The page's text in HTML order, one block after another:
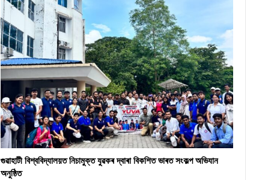
গুৱাহাটী বিশ্ববিদ্যালয়ত নিচামুক্ত যুৱকৰ দ্বাৰা বিকশিত ভাৰত সংকল্প অভিযান
অনুষ্ঠিত